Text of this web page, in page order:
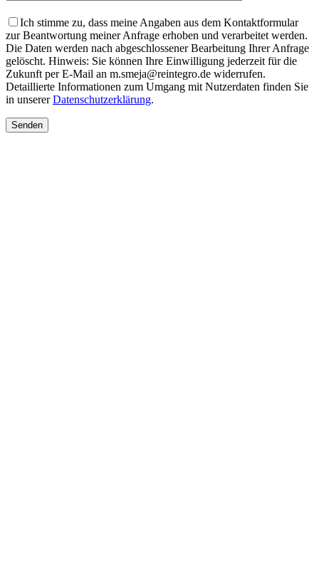
Ich stimme zu, dass meine Angaben aus dem Kontaktformular
zur Beantwortung meiner Anfrage erhoben und verarbeitet werden.
Die Daten werden nach abgeschlossener Bearbeitung Ihrer Anfrage
gelöscht. Hinweis: Sie können Ihre Einwilligung jederzeit für die
Zukunft per E-Mail an m.smeja@reintegro.de widerrufen.
Detaillierte Informationen zum Umgang mit Nutzerdaten finden Sie
in unsererDatenschutzerklärung.